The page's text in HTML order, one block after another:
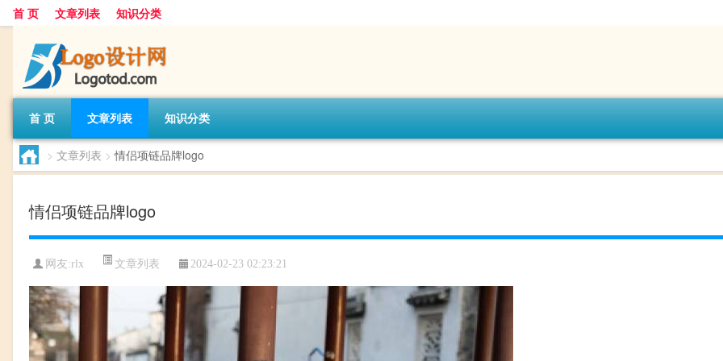
首 页 文章列表 知识分类
首 页 文章列表 知识分类
> 文章列表 > 情侣项链品牌logo
情侣项链品牌logo
网友:rlx 文章列表 2024-02-23 02:23:21